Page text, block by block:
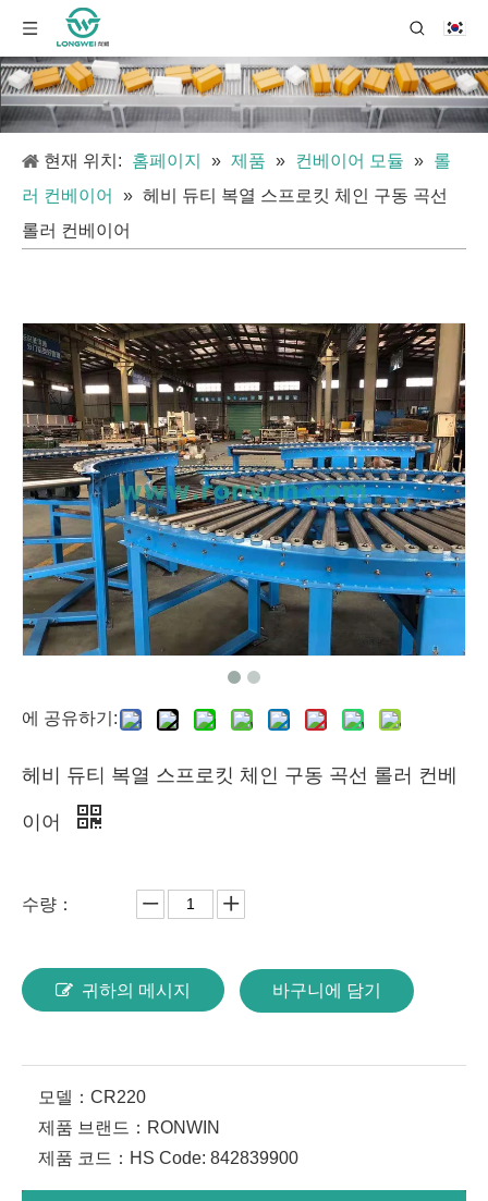
현재 위치: 홈페이지 » 제품 » 컨베이어 모듈 » 롤
러 컨베이어
» 헤비 듀티 복열 스프로킷 체인 구동 곡선
롤러 컨베이어
에 공유하기:
헤비 듀티 복열 스프로킷 체인 구동 곡선 롤러 컨베
이어
수량：
귀하의 메시지 바구니에 담기
모델： CR220
제품 브랜드： RONWIN
제품 코드： HS Code: 842839900